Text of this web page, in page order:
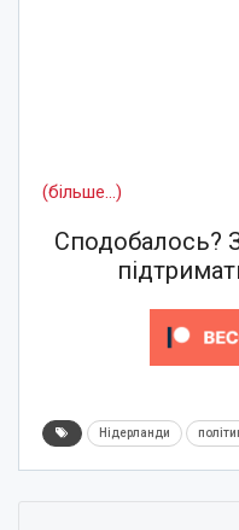
(більше…)
Сподобалось?
Нідерланди